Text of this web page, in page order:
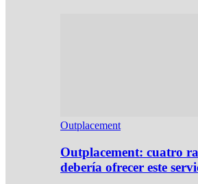
Outplacement
Outplacement: cuatro
debería ofrecer este